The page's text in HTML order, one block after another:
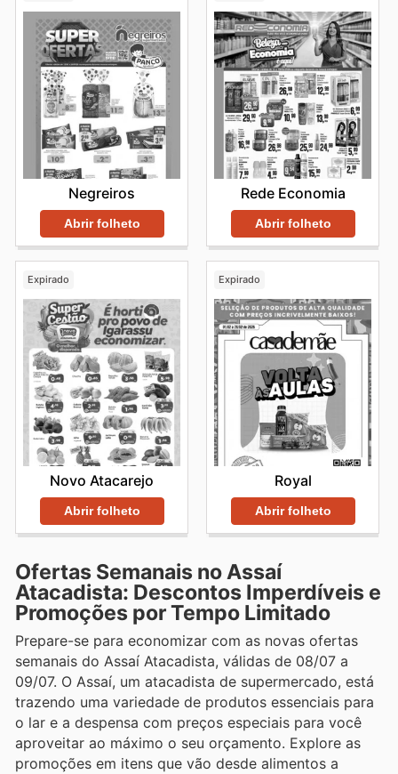
Negreiros
Abrir folheto
Rede Economia
Abrir folheto
Expirado
Novo Atacarejo
Abrir folheto
Expirado
Royal
Abrir folheto
Ofertas Semanais no Assaí
Atacadista: Descontos Imperdíveis e
Promoções por Tempo Limitado
Prepare-se para economizar com as novas ofertas
semanais do Assaí Atacadista, válidas de 08/07 a
09/07. O Assaí, um atacadista de supermercado, está
trazendo uma variedade de produtos essenciais para
o lar e a despensa com preços especiais para você
aproveitar ao máximo o seu orçamento. Explore as
promoções em itens que vão desde alimentos a